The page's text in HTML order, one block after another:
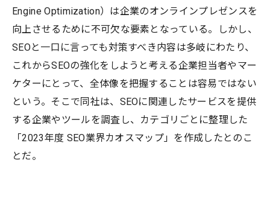
Engine Optimization）は企業のオンラインプレゼンスを
向上させるために不可欠な要素となっている。しかし、
SEOと一口に言っても対策すべき内容は多岐にわたり、
これからSEOの強化をしようと考える企業担当者やマー
ケターにとって、全体像を把握することは容易ではない
という。そこで同社は、SEOに関連したサービスを提供
する企業やツールを調査し、カテゴリごとに整理した
「2023年度 SEO業界カオスマップ」を作成したとのこ
とだ。